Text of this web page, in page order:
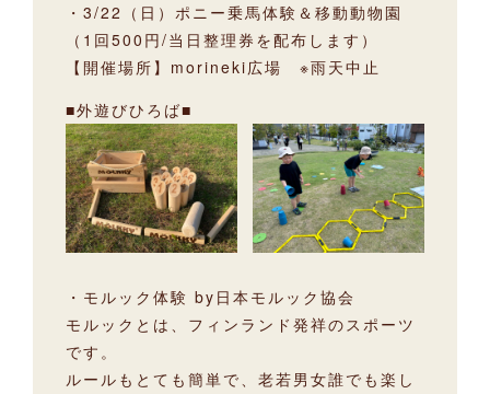
・3/22（日）ポニー乗馬体験＆移動動物園
（1回500円/当日整理券を配布します）
【開催場所】morineki広場 ※雨天中止
■外遊びひろば■
・モルック体験 by日本モルック協会
モルックとは、フィンランド発祥のスポーツ
です。
ルールもとても簡単で、老若男女誰でも楽し